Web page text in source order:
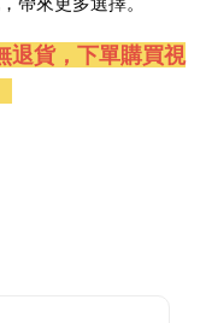
退貨，下單購買視